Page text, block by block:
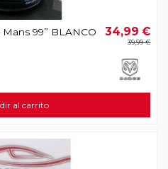
99” BLANCO
34,99 €
39,99 €
al carrito